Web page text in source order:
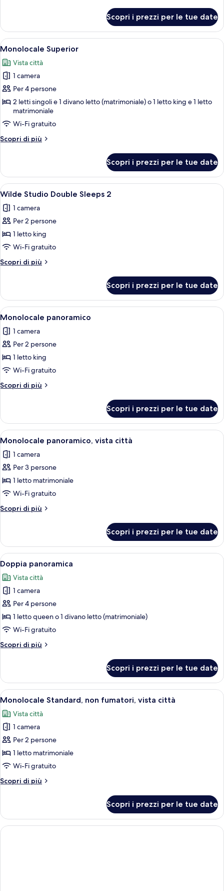
Scopri i prezzi per le tue date
Apri
tutte
le
foto
per
Monolocale
Superior
Una camera da letto moderna con
12
Monolocale Superior
Vista città
1 camera
Per 4 persone
2 letti singoli e 1 divano letto (matrimoniale) o 1 letto king e 1 letto
matrimoniale
Wi-Fi gratuito
Scopri di più
Altri
Superior
Scopri i prezzi per le tue date
Apri
tutte
le
foto
per
Wilde
Studio
Double
2
Camera d'albergo con letto, angolo
5
Wilde Studio Double Sleeps 2
1 camera
Per 2 persone
1 letto king
Wi-Fi gratuito
Scopri di più
Altri
Studio
Double
Sleeps
Scopri i prezzi per le tue date
Apri
tutte
le
foto
per
Monolocale
panoramico
Camera d'albergo con letto, angolo
5
Monolocale panoramico
1 camera
Per 2 persone
1 letto king
Wi-Fi gratuito
Scopri di più
Altri
panoramico
Scopri i prezzi per le tue date
Apri
tutte
le
foto
per
Monolocale
panoramico,
vista
Una camera da letto moderna con
6
Monolocale panoramico, vista città
1 camera
Per 3 persone
1 letto matrimoniale
Wi-Fi gratuito
Scopri di più
Altri
panoramico,
vista
città
Scopri i prezzi per le tue date
Apri
tutte
le
foto
per
Doppia
panoramica
Una camera d'albergo con un letto
6
Doppia panoramica
Vista città
1 camera
Per 4 persone
1 letto queen o 1 divano letto (matrimoniale)
Wi-Fi gratuito
Scopri di più
Altri
panoramica
Scopri i prezzi per le tue date
Apri
tutte
le
foto
per
Monolocale
Standard,
fumatori,
Camera d'albergo con letto, angolo
5
Monolocale Standard, non fumatori, vista città
Vista città
1 camera
Per 2 persone
1 letto matrimoniale
Wi-Fi gratuito
Scopri di più
Altri
Standard,
non
fumatori,
Scopri i prezzi per le tue date